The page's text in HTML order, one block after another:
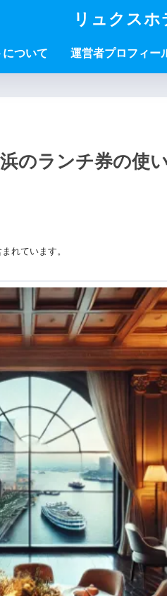
リュクス
ついて 運営者プロフィー
のランチ券の使
れています。